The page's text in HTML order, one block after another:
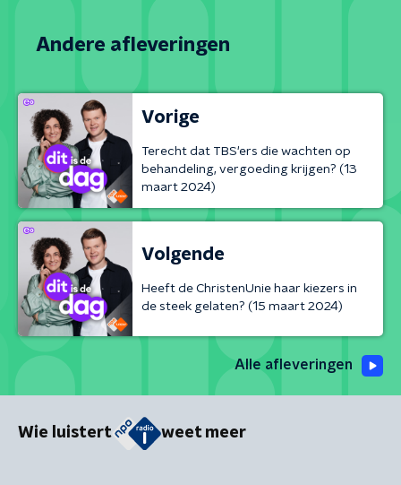
Andere afleveringen
Vorige
Terecht dat TBS'ers die wachten op
behandeling, vergoeding krijgen? (13
maart 2024)
Volgende
Heeft de ChristenUnie haar kiezers in
de steek gelaten? (15 maart 2024)
Alle afleveringen
Wie luistert weet meer